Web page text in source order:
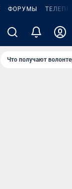
ФОРУМЫ
Что получают